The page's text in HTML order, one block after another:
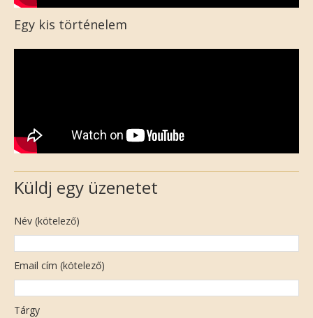
Egy kis történelem
Küldj egy üzenetet
Név (kötelező)
Email cím (kötelező)
Tárgy